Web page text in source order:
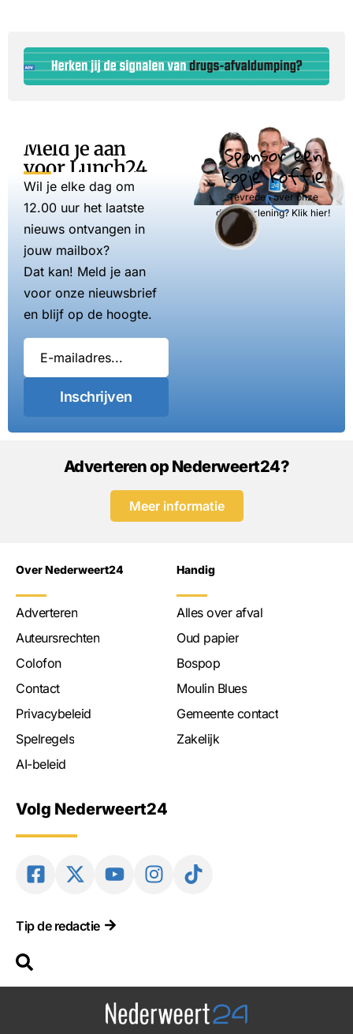
Meld je aan
voor Lunch24
Wil je elke dag om
12.00 uur het laatste
nieuws ontvangen in
jouw mailbox?
Dat kan! Meld je aan
voor onze nieuwsbrief
en blijf op de hoogte.
Inschrijven
Sponsor een
kopje koffie
Tevreden over onze
dienstverlening? Klik hier!
Adverteren op Nederweert24?
Meer informatie
Over Nederweert24
Adverteren
Auteursrechten
Colofon
Contact
Privacybeleid
Spelregels
AI-beleid
Handig
Alles over afval
Oud papier
Bospop
Moulin Blues
Gemeente contact
Zakelijk
Volg Nederweert24
Tip de redactie